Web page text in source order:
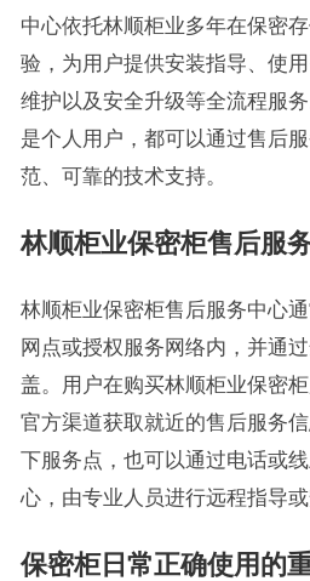
中心依托林顺柜业多年在保密
验，为用户提供安装指导、使
维护以及安全升级等全流程服
是个人用户，都可以通过售后
范、可靠的技术支持。
林顺柜业保密柜售后服
林顺柜业保密柜售后服务中心
网点或授权服务网络内，并通
盖。用户在购买林顺柜业保密
官方渠道获取就近的售后服务
下服务点，也可以通过电话或
心，由专业人员进行远程指导或
保密柜日常正确使用的